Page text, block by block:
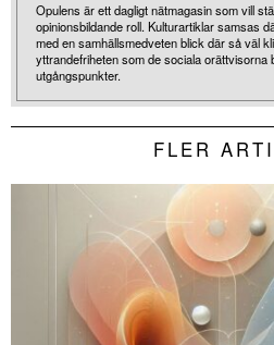
Opulens är ett dagligt nätmagasin som vill
opinionsbildande roll. Kulturartiklar samsas
med en samhällsmedveten blick där så väl
yttrandefriheten som de sociala orättvisorna
utgångspunkter.
FLER